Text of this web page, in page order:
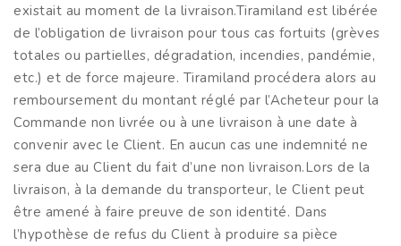
existait au moment de la livraison.Tiramiland est libérée
de l’obligation de livraison pour tous cas fortuits (grèves
totales ou partielles, dégradation, incendies, pandémie,
etc.) et de force majeure. Tiramiland procédera alors au
remboursement du montant réglé par l’Acheteur pour la
Commande non livrée ou à une livraison à une date à
convenir avec le Client. En aucun cas une indemnité ne
sera due au Client du fait d’une non livraison.Lors de la
livraison, à la demande du transporteur, le Client peut
être amené à faire preuve de son identité. Dans
l’hypothèse de refus du Client à produire sa pièce